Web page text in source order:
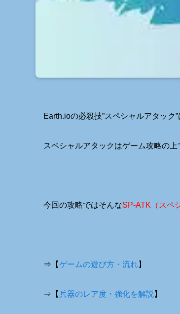
Earth.ioの必殺技”スペシャルアタック
スペシャルアタックはゲーム攻略の上
今回の攻略ではそんなSP-ATK（スペ
⇒【ゲームの遊び方・流れ】
⇒【兵器のレア度・強化を解説 】